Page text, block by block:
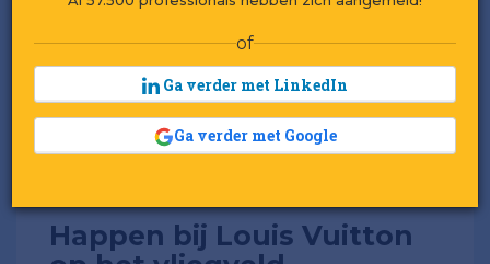
Happen bij Louis Vuitton
of
Ga verder met LinkedIn
Ga verder met Google